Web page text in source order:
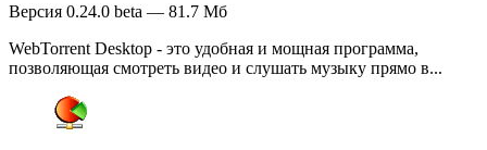
Версия 0.24.0 beta — 81.7 Мб
WebTorrent Desktop - это удобная и мощная программа,
позволяющая смотреть видео и слушать музыку прямо в...